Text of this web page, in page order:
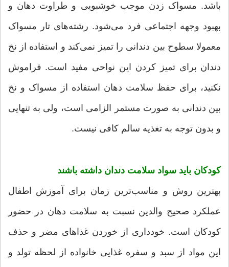
باشد. مسواک زدن موجب خوشبویی و طراوت دهان و
بهبود وجهه اجتماعی فرد می‌شود. رشته‌های تار مسواک
معمولا سطوح بین دندانی را تمیز نمی‌کند و استفاده از نخ
دندان برای تمیز کردن این نواحی مفید است. فراموش
نکنید، برای حفظ سلامت دهان استفاده از مسواک و نخ
بین دندانی به صورت مستمر الزامی است، ولی به تنهایی
و بدون توجه به تغذیه سالم کافی نیست.
کودکان باید سواد سلامت دندان داشته باشند
بهترین روش و مناسب‌ترین زمان برای آموزش اطفال
عملکرد صحیح والدین نسبت به سلامت دهان در حضور
کودکان است. خودداری از خوردن غذاهای مضر و حذف
این مواد از سبد و سفره غذایی خانواده از لحظه تولد و